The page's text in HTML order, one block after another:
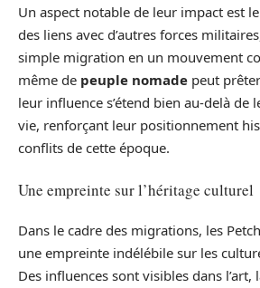
Un aspect notable de leur impact est
des liens avec d’autres forces
simple migration en un mouvement
même de peuple nomade peut
leur influence s’étend bien au-delà de
vie, renforçant leur positionnement
conflits de cette époque.
Une empreinte sur l’héritage culturel
Dans le cadre des migrations, les
une empreinte indélébile sur les
Des influences sont visibles dans l’art,